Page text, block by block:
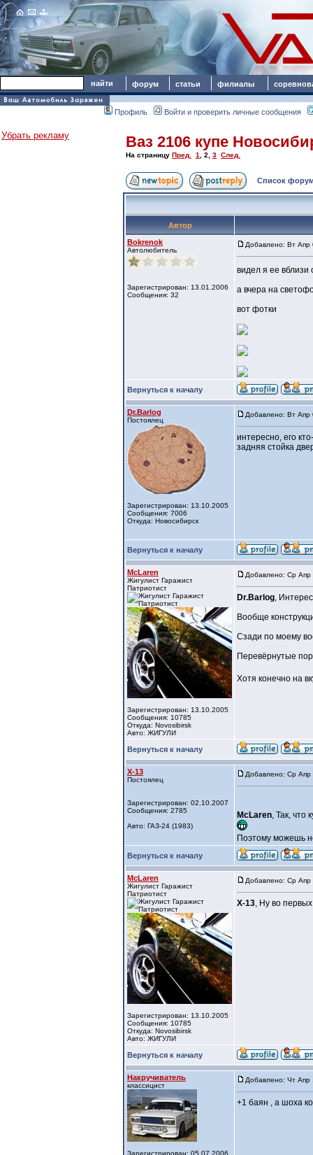
форум статьи филиалы
Профиль Войти и проверить личные сообщения
Убрать рекламу Ваз 2106 купе
На страницу Пред. 1 2 3 След.
Список
Автор
Bokrenok
Автолюбитель
Зарегистрирован: 13.01.2006
Сообщения: 32
Добавлено: Вт Апр
видел я ее
а вчера на
вот фотки
Вернуться к началу
Dr.Barlog
Постоялец
Зарегистрирован: 13.10.2005
Сообщения: 7006
Откуда: Новосибирск
Добавлено: Вт Апр
интересно, его
задняя стойка
Вернуться к началу
McLaren
Жигулист Гаражист
Патриотист
Зарегистрирован: 13.10.2005
Сообщения: 10785
Откуда: Novosibirsk
Авто: ЖИГУЛИ
Добавлено: Ср
Dr.Barlog,
Вообще
Сзади по моему
Перевёрнутые
Хотя конечно на
Вернуться к началу
X-13
Постоялец
Зарегистрирован: 02.10.2007
Сообщения: 2785
Авто: ГАЗ-24 (1983)
Добавлено: Ср
McLaren, Так, что
Поэтому можешь
Вернуться к началу
McLaren
Жигулист Гаражист
Патриотист
Зарегистрирован: 13.10.2005
Сообщения: 10785
Откуда: Novosibirsk
Авто: ЖИГУЛИ
Добавлено: Ср Апр
X-13, Ну во
Вернуться к началу
Накручиватель
классицист
Зарегистрирован: 05.07.2006
Добавлено: Чт Апр
+1 баян , а шоха